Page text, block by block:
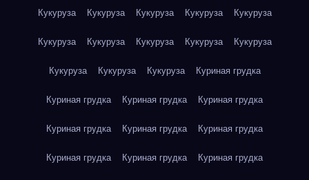
Кукуруза Кукуруза Кукуруза Кукуруза Кукуруза
Кукуруза Кукуруза Кукуруза Кукуруза Кукуруза
Кукуруза Кукуруза Кукуруза Куриная грудка
Куриная грудка Куриная грудка Куриная грудка
Куриная грудка Куриная грудка Куриная грудка
Куриная грудка Куриная грудка Куриная грудка